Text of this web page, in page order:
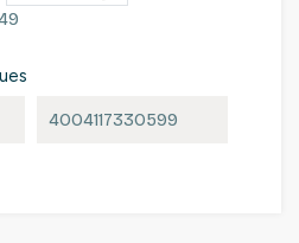
4004117330599